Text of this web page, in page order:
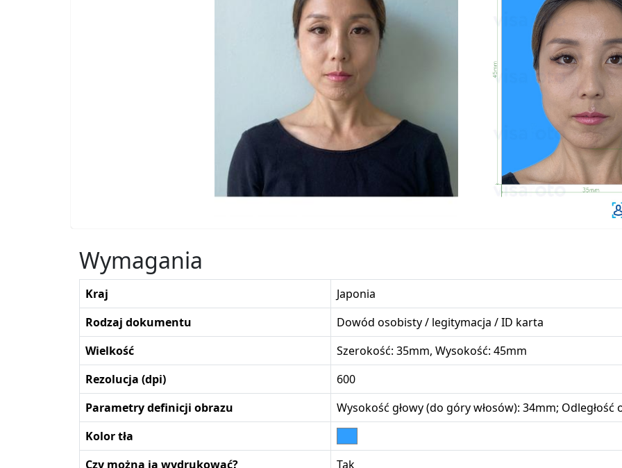
Wymagania
Kraj
Japonia
Rodzaj dokumentu
Dowód osobisty / legitymacja / ID karta
Wielkość
Szerokość: 35mm, Wysokość: 45mm
Rezolucja (dpi)
600
Parametry definicji obrazu
Wysokość głowy (do góry włosów): 34mm;
Kolor tła
Czy można ją wydrukować?
Tak